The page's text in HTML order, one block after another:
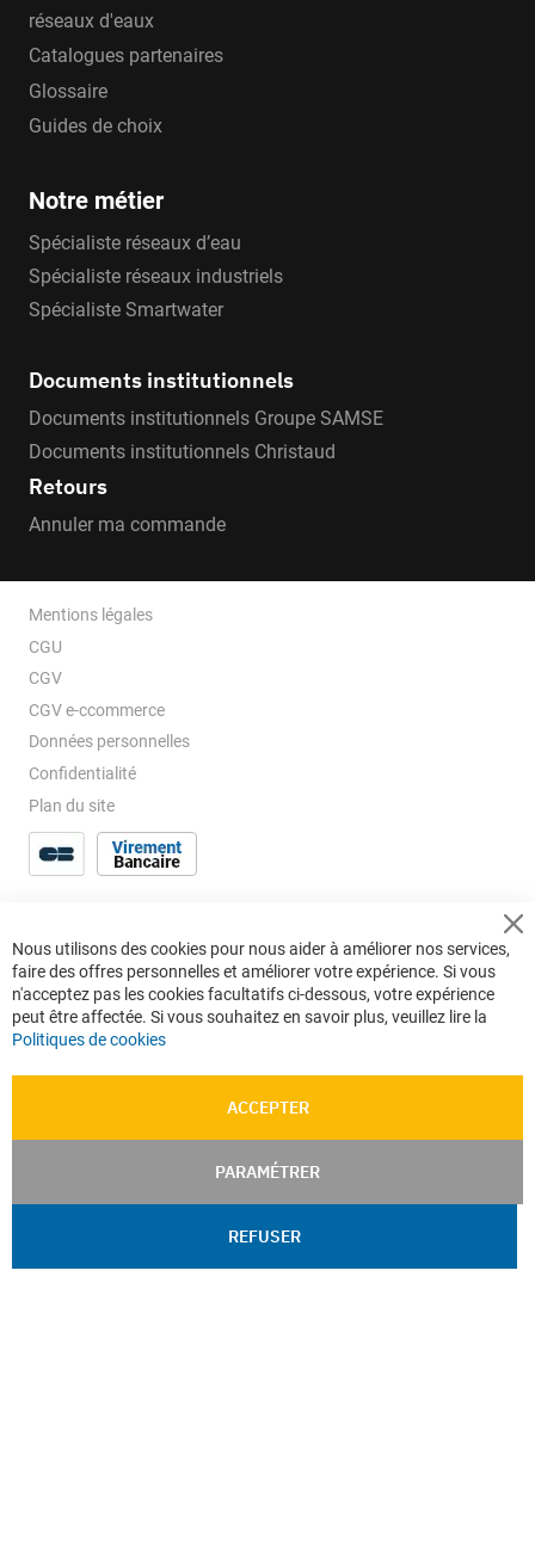
réseaux d'eaux
Catalogues partenaires
Glossaire
Guides de choix
Notre métier
Spécialiste réseaux d’eau
Spécialiste réseaux industriels
Spécialiste Smartwater
Documents institutionnels
Documents institutionnels Groupe SAMSE
Documents institutionnels Christaud
Retours
Annuler ma commande
Mentions légales
CGU
CGV
CGV e-ccommerce
Données personnelles
Confidentialité
Plan du site
Nous utilisons des cookies pour nous aider à améliorer nos services,
faire des offres personnelles et améliorer votre expérience. Si vous
n'acceptez pas les cookies facultatifs ci-dessous, votre expérience
peut être affectée. Si vous souhaitez en savoir plus, veuillez lire la
Politiques de cookies
ACCEPTER
PARAMÉTRER
REFUSER